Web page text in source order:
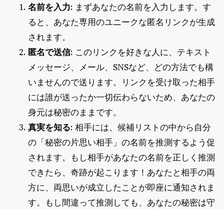
名前を入力: まずあなたの名前を入力します。す
ると、あなた専用のユニークな匿名リンクが生成
されます。
匿名で送信: このリンクを好きな人に、テキスト
メッセージ、メール、SNSなど、どの方法でも構
いませんので送ります。リンクを受け取った相手
には誰が送ったか一切伝わらないため、あなたの
身元は秘密のままです。
真実を知る: 相手には、候補リストの中から自分
の「秘密の片思い相手」の名前を推測するよう促
されます。もし相手があなたの名前を正しく推測
できたら、奇跡が起こります！あなたと相手の両
方に、両思いが成立したことが即座に通知されま
す。もし間違って推測しても、あなたの秘密は守